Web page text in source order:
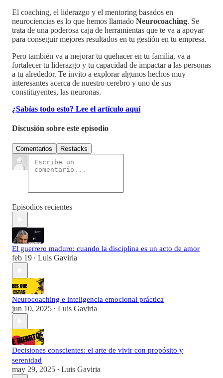
El coaching, el liderazgo y el mentoring basados en
neurociencias es lo que hemos llamado Neurocoaching. Se
trata de una poderosa caja de herramientas que te va a apoyar
para conseguir mejores resultados en tu gestión en tu empresa.
Pero también va a mejorar tu quehacer en tu familia, va a
fortalecer tu liderazgo y tu capacidad de impactar a las personas
a tu alrededor. Te invito a explorar algunos hechos muy
interesantes acerca de nuestro cerebro y uno de sus
constituyentes, las neuronas.
¿Sabías todo esto? Lee el artículo aquí
Discusión sobre este episodio
Comentarios Restacks
Episodios recientes
El guerrero maduro: cuando la disciplina es un acto de amor
feb 19 • Luis Gaviria
Neurocoaching e inteligencia emocional práctica
jun 10, 2025 • Luis Gaviria
Decisiones conscientes: el arte de vivir con propósito y
serenidad
may 29, 2025 • Luis Gaviria